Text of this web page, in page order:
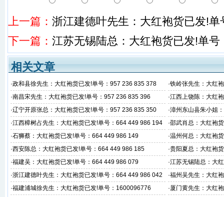
上一篇： 浙江建德叶先生：大红袍货已发!单
下一篇： 江苏无锡陆总：大红袍货已发!单号
相关文章
·政和县徐先生：大红袍货已发!单号：957 236 835 378 ·铁岭张先生：大红
·南昌宋先生：大红袍货已发!单号：957 236 835 396 ·江西上饶陈：大红
·辽宁开原张总：大红袍货已发!单号：957 236 835 350 ·漳州东山县朱小姐
3
·江西樟树占先生：大红袍货已发!单号：664 449 986 194 ·邵武肖总：大红袍
·石狮蔡：大红袍货已发!单号：664 449 986 149 ·温州何总：大红袍
·西安陈总：大红袍货已发!单号：664 449 986 185 ·贵阳夏总：大红袍
·福建吴：大红袍货已发!单号：664 449 986 079 ·江苏无锡陆总：大
·浙江建德叶先生：大红袍货已发!单号：664 449 986 042 ·福州吴先生：大红
·福建浦城徐先生：大红袍货已发!单号：1600096776 ·厦门黄先生：大红